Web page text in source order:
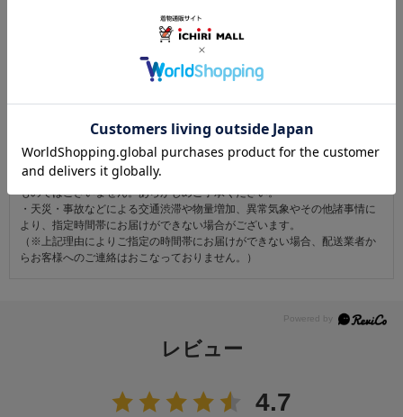
注意事項
お仕立て後、お客様の手元に届いてから30日以内であれば返品可能です。
返品にかかる送料は無料です。
・ご使用になられた商品
・お客様の元で、傷または破損が生じた商品
・1点あたり20万円以上の商品でお客様の寸法にお仕立て済みの場合
・時間帯指定は配送業者のサービスであり、確実なお届けをお約束できる
ものではございません。あらかじめご了承ください。
・天災・事故などによる交通渋滞や物量増加、異常気象やその他諸事情に
より、指定時間帯にお届けができない場合がございます。
（※上記理由によりご指定の時間帯にお届けができない場合、配送業者か
らお客様へのご連絡はおこなっておりません。）
レビュー
4.7